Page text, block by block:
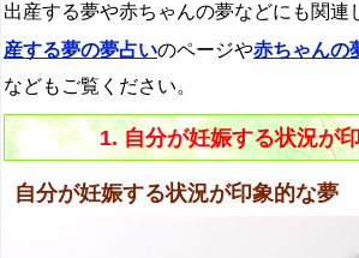
出産する夢や赤ちゃんの夢などにも関連
産する夢の夢占いのページや赤ちゃんの
などもご覧ください。
1. 自分が妊娠する状況が
自分が妊娠する状況が印象的な夢